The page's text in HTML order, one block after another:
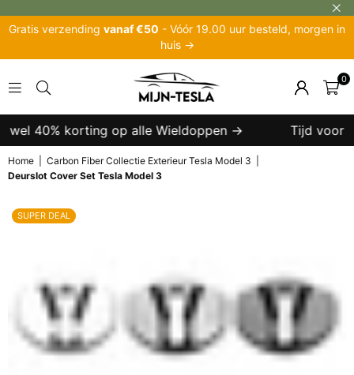
Gratis verzending vanaf €50 - Vóór 19.00 uur besteld, morgen in
huis →
TESLA
0
40% korting op alle Wieldoppen → Tijd voor
Home Carbon Fiber Collectie Exterieur Tesla Model 3
Deurslot Cover Set Tesla Model 3
SUPER DEAL